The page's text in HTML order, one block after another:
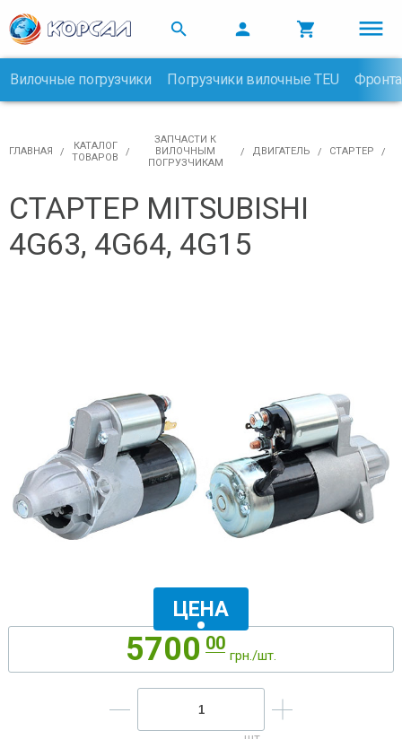
  
Вилочные погрузчики Погрузчики вилочные TEU
ГЛАВНАЯ
КАТАЛОГ
ТОВАРОВ
ЗАПЧАСТИ К
ВИЛОЧНЫМ
ПОГРУЗЧИКАМ
ДВИГАТЕЛЬ СТАРТЕР
СТАРТЕР MITSUBISHI
4G63, 4G64, 4G15
5700 00
грн./шт.
ЦЕНА